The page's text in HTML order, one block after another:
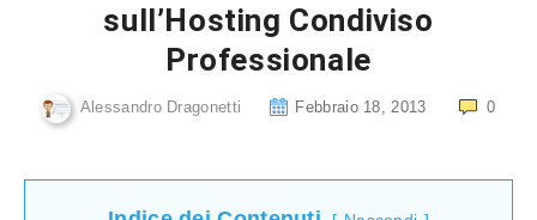
sull’Hosting Condiviso
Professionale
Alessandro Dragonetti Febbraio 18, 2013 0